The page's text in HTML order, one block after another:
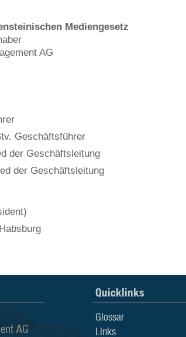
Mediengesetz
AG
Geschäftsführer
der Geschäftsleitung
der Geschäftsleitung
AG
Quicklinks
Glossar
Links